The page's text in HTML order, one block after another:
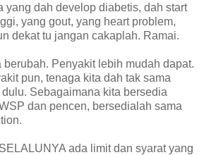
yang dah develop diabetis, dah start
yang gout, yang heart problem,
dekat tu jangan cakaplah. Ramai.
Penyakit lebih mudah dapat.
pun, tenaga kita dah tak sama
Sebagaimana kita bersedia
dan pencen, bersedialah sama
ada limit dan syarat yang